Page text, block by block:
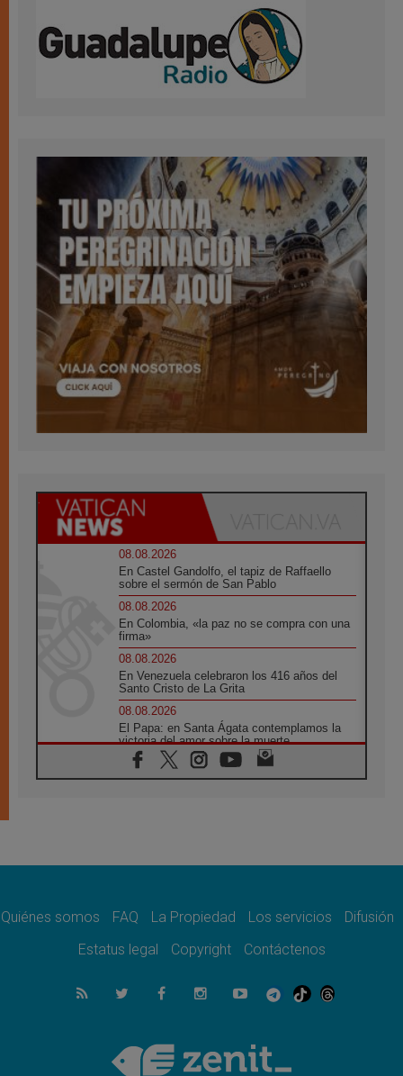
08.08.2026
En Castel Gandolfo, el tapiz de Raffaello
sobre el sermón de San Pablo
08.08.2026
En Colombia, «la paz no se compra con una
firma»
08.08.2026
En Venezuela celebraron los 416 años del
Santo Cristo de La Grita
08.08.2026
El Papa: en Santa Ágata contemplamos la
victoria del amor sobre la muerte
08.08.2026
León XIV visitará el Santuario de la Madre
07.08.2026
07.08.2026
el compromiso del cristiano"
La matanza de niños en Gaza no cesa: 300
muertos en 300 días
Tagle: La guerra desfigura el mundo, solo la
revelación de Dios lo transfigura
Quiénes somos FAQ La Propiedad Los servicios
Difusión
Estatus legal
Copyright Contáctenos